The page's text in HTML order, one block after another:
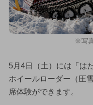
※写
5月4日（土）には「は
ホイールローダー（圧
席体験ができます。